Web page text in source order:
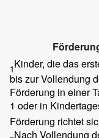
1Kinder, die das
bis zur Vollendung
Förderung in einer
1 oder in
Förderung richtet
Nach Vollendung